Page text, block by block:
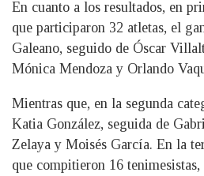
En cuanto a los resultados, en
que participaron 32 atletas, el
Galeano, seguido de Óscar
Mónica Mendoza y Orlando
Mientras que, en la segunda
Katia González, seguida de
Zelaya y Moisés García. En la
que compitieron 16